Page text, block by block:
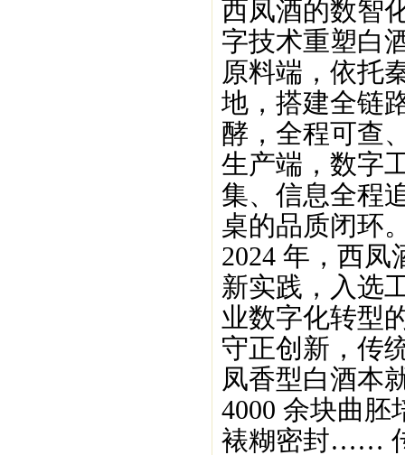
西凤酒的数智
字技术重塑白
原料端，依托
地，搭建全链
酵，全程可查
生产端，数字
集、信息全程
桌的品质闭环
2024 年，西
新实践，入选
业数字化转型
守正创新，传
凤香型白酒本
4000 余块曲
裱糊密封……